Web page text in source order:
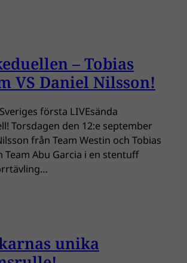
– Tobias
VS Daniel Nilsson!
första LIVEsända
Torsdagen den 12:e september
från Team Westin och Tobias
Team Abu Garcia i en stentuff
unika